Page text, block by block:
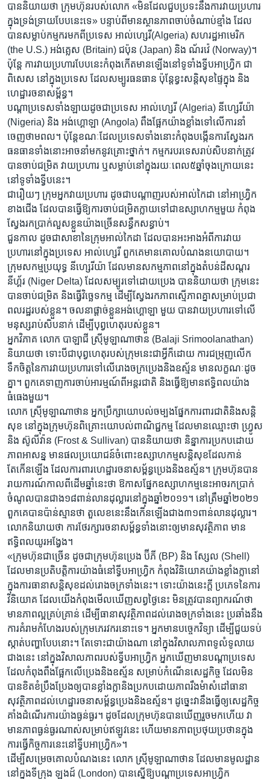
បាន​និយាយ​ថា ក្រុម​ហ៊ុនរបស់​លោក «មិន​ដែល​ជួប​ប្រទះ​នឹង​ការ​វាយ​ប្រហារ
ក្នុង​ទ្រង់​ទ្រាយ​បែប​នេះ​ទេ»​ ​បន្ទាប់​ពី​មាន​ស្ថានភាព​ចាប់​ចំណាប់​ខ្មាំង​ ដែល​
បាន​សម្លាប់​កម្មករ​មក​ពី​ប្រទេស អាល់​ហ្សេរី​(Algeria) សហរដ្ឋ​អាមេរិក
(the U.S.) អង់គ្លេស (Britain) ជប៉ុន (Japan) និង ណ័រវ៉េ (Norway)។
ប៉ុន្តែ​ ការ​វាយ​ប្រហារ​បែបនេះកំពុង​កើតមាន​ឡើង​នៅទូទាំង​ទ្វីប​អាហ្រ្វិក ជា​
ពិសេស​ នៅ​ក្នុង​ប្រទេស​ ដែល​សម្បូរ​ធនធាន​ ប៉ុន្តែ​ខ្វះ​សន្តិសុខ​ផ្ទៃ​ក្នុង​ និង​
ហេដ្ឋារចនា​សម្ព័ន្ធ។​
បណ្តា​ប្រទេសទាំង​ឡាយ​ដូច​ជាប្រទេស​ អាល់​ហ្សេរី​ (Algeria) នីហ្សេរីយ៉ា
(Nigeria) និង អង់ហ្គោឡា (Angola) ពឹង​ផ្អែក​យ៉ាង​ខ្លាំង​ទៅ​លើ​ការ​នាំ​
ចេញថាមពល។ ប៉ុន្តែ​ខណៈដែល​ប្រទេស​ទាំងនោះ​កំពុង​បង្កើន​ការ​ស្វែង​រក
ធនធាន​ទាំង​នោះអាច​នាំមកនូវ​គ្រោះ​ថ្នាក់។ កម្មករ​បរទេស​រាប់​សិប​នាក់​ត្រូវ​
បាន​ចាប់​ជម្រិត វាយ​ប្រហារ​ ឬ​សម្លាប់​នៅក្នុង​រយៈពេល៥ឆ្នាំចុងក្រោយ​នេះ
នៅ​ទូទាំង​ទ្វីប​នេះ។
ជារឿយៗ ក្រុម​អ្នក​វាយ​ប្រហារ​ ដូច​ជាបណ្តាញ​របស់​អាល់កៃដា នៅ​អាហ្វ្រិក​
ខាង​ជើង ដែល​បាន​ធ្វើឱ្យ​ការ​ចាប់​ជម្រិត​ក្លាយទៅជា​ឧស្សាហកម្ម​មួយ កំពុង​
ស្វែង​រក​ប្រាក់លួស​ខ្លួនយ៉ាង​ច្រើនសន្ធឹក​សន្ធាប់។
ជួន​កាល ដូច​ជា​សាខា​នៃ​ក្រុម​អាល់កៃដា ដែល​បានអះអាង​អំពី​ការវាយ​
ប្រហារនៅក្នុង​ប្រទេស អាល់ហ្សេរី ពួកគេមានគោល​បំណង​នយោបាយ​។
ក្រុម​សកម្ម​ប្រយុទ្ធ នីហ្សេរីយ៉ា ដែល​មានសកម្មភាព​នៅ​ក្នុង​តំបន់​ដីសណ្តរ
នីហ្គ័រ (Niger Delta) ដែល​សម្បូរទៅដោយប្រេង បាន​និយាយថា​ ក្រុម​នេះ​
បាន​ចាប់​ជម្រិត និង​ធ្វើ​វិច្ឆេទកម្ម ដើម្បី​ស្វែង​រក​ភាព​ស្មើភាព​គ្នា​សម្រាប់​ប្រជា
ពលរដ្ឋ​របស់​ខ្លួន។ ចលនា​ផ្តាច់​ខ្លួន​អង់ហ្គោឡា មួយ បាន​វាយ​ប្រហារទៅ​លើ​
មនុស្ស​រាប់​សិប​នាក់ ដើម្បី​បុព្វហេតុ​របស់​ខ្លួន។
អ្នកវិភាគ លោក បាឡាជី ស្រ៊ីមូឡាណាថាន (Balaji Srimoolanathan)
និយាយថា ទោះបីជាបុព្វហេតុ​របស់​ក្រុម​នេះ​ជា​អ្វី​ក៏ដោយ ការជម្រុញ​លើក
ទឹកចិត្ត​នៃ​ការ​វាយ​ប្រហារទៅលើ​រោងចក្រ​ប្រេង​និង​ឧស្ម័ន មាន​លក្ខណៈ​ដូច
គ្នា។ ពួកគេ​ទាញ​ការ​ចាប់​អារម្មណ៍ពី​អន្តរជាតិ និងធ្វើឱ្យ​មាន​ឥទ្ធិពល​យ៉ាង​
ធំធេងមួយ។
លោក ស្រ៊ីមូឡាណាថាន អ្នក​ប្រឹក្សា​យោបល់ចម្បងផ្នែក​ការពារ​ជាតិ​និង​សន្តិ
សុខ​ នៅក្នុង​ក្រុម​ហ៊ុនពិគ្រោះយោបល់​ពាណិជ្ជកម្ម ដែលមាន​ឈ្មោះ​ថា ហ្រ្វូស
និង ស៊ូលីវ៉ាន (Frost & Sullivan) ​បាន​និយាយថា​ និន្នាការ​ប្រកប​ដោយ​
ភាព​អាសន្ន មាន​ផល​ប្រយោជន៍​ចំពោះ​ឧស្សាហកម្មសន្តិសុខដែល​កាន់​
តែកើន​ឡើង​ ដែល​ការ​ពារ​ហេដ្ឋារចនា​សម្ព័ន្ធ​ប្រេង​និង​ឧស្ម័ន។ ក្រុមហ៊ុន​បាន​
រាយការណ៍​កាល​ពីដើម​ឆ្នាំ​នេះ​ថា ឱកាស​ផ្នែក​ឧស្សាហកម្ម​នេះអាចរក​ប្រាក់​
ចំណូលបាន​ជាង​១៨ពាន់​លាន​ដុល្លារ​នៅ​ក្នុងឆ្នាំ​២០១១។ នៅ​ត្រឹម​ឆ្នាំ​២០២១
ពួកគេបាន​ប៉ាន់ស្មាន​ថា តួលេខ​នេះ​នឹង​កើនឡើង​ជាង​៣១ពាន់លាន​ដុល្លារ។
លោកនិយាយថា​ ការ​ថែរក្សារចនា​សម្ព័ន្ធ​ទាំងនោះឲ្យ​មាន​សុវត្ថិភាព មាន​
ឥទ្ធិពលយូរ​អង្វែង។
«ក្រុម​ហ៊ុន​ជាច្រើន​ ដូចជា​ក្រុមហ៊ុន​ប្រេង​ ប៊ីភី (BP) និង ស្សែល (Shell)
ដែល​មាន​ប្រតិបត្តិការ​យ៉ាង​ធំ​នៅ​ទ្វីប​អាហ្វ្រិក កំពុង​វិនិយោគយ៉ាង​ខ្លាំងក្លា​នៅ​
ក្នុងការ​ធានា​សន្តិសុខ​ដល់​រោងចក្រទាំងនេះ។ ទោះ​យ៉ាង​នេះក្តី ប្រភេទនៃ​ការ​
វិនិយោគ ដែល​យើង​កំពុង​មើលឃើញ​សព្វថ្ងៃ​នេះ មិ​នត្រូវ​បាន​ព្យាករណ៍ថា​
មានភាពល្អគ្រប់​គ្រាន់​ ដើម្បី​ធានា​សុវត្ថិភាព​ដល់​រោងចក្រ​ទាំងនេះ ប្រឆាំង​នឹង​
ការ​គំរាម​កំហែងរបស់​ក្រុម​ភេរវករនោះទេ។ អ្នក​មាន​បច្ចេកវិទ្យា ដើម្បី​ជួយ​ទប់​
ស្កាត់​បញ្ហា​បែប​នោះ។ តែ​ទោះជា​យ៉ាងណា​ នៅក្នុង​វិសាលភាព​ទូលំទូលាយ​
ជាងនេះ​ នៅ​ក្នុង​វិសាលភាព​របស់​ទ្វីប​អាហ្វ្រិក អ្នក​ឃើញ​មាន​បណ្តា​ប្រទេស​
ដែល​កំពុង​ពឹង​ផ្អែក​លើ​ប្រេង​និង​ឧស្ម័ន សម្រាប់​កំណើន​សេដ្ឋកិច្ច​ ដែលមិន​
បាន​ខិតខំ​ប្រឹង​ប្រែង​ឲ្យ​បាន​ខ្លាំង​ក្លា​និង​ប្រកប​ដោយ​ភាព​រឹងមំា​សំដៅ​ធានា
សុវត្ថិភាព​ដល់​ហេដ្ឋារចនា​សម្ព័ន្ធ​ប្រេង​និង​ឧស្ម័ន។ ដូច្នេះ​វា​នឹង​ធ្វើ​ឲ្យ​សេដ្ឋកិច្ច​
គាំង​ដំណើរ​ការយ៉ាង​ធ្ងន់​ធ្ងរ។ ដូច​ដែល​ក្រុម​ហ៊ុន​បាន​ឃើញ​រួច​មកហើយ វា​
មាន​ភាព​ធ្ងន់ធ្ងរ​ណាស់​សម្រាប់​ឥឡូវនេះ ហើយ​មានភាព​ប្រថុយ​ប្រថាន​ក្នុង​
ការ​ធ្វើ​កិច្ចការ​នេះ​នៅ​ទ្វីបអាហ្វ្រិក»។
ដើម្បី​សម្រេច​គោល​បំណង​នេះ លោក ស្រ៊ីមូឡាណាថាន ដែល​មាន​មូលដ្ឋាន​
នៅ​ក្នុង​ទីក្រុង ឡុងដ៍ (London) បាន​ស្នើឱ្យបណ្តា​ប្រទេស​អាហ្វ្រិក​